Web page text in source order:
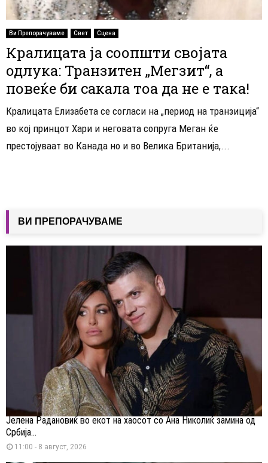
Ви Препорачуваме Свет Сцена
Кралицата ја соопшти својата
одлука: Транзитен „Мегзит“, а
повеќе би сакала тоа да не е така!
Кралицата Елизабета се согласи на „период на транзиција“
во кој принцот Хари и неговата сопруга Меган ќе
престојуваат во Канада но и во Велика Британија,...
ВИ ПРЕПОРАЧУВАМЕ
Јелена Радановиќ во екот на хаосот со Ана Николиќ замина од
Србија...
11:00 - 8 август, 2026